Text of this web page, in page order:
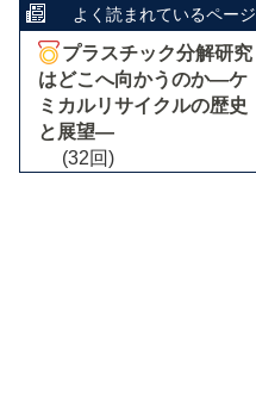
よく読まれているページ
プラスチック分解研究
はどこへ向かうのか―ケ
ミカルリサイクルの歴史
と展望―
(32回)